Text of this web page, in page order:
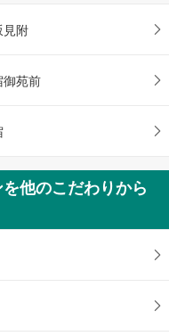
見附
御苑前
他のこだわりから